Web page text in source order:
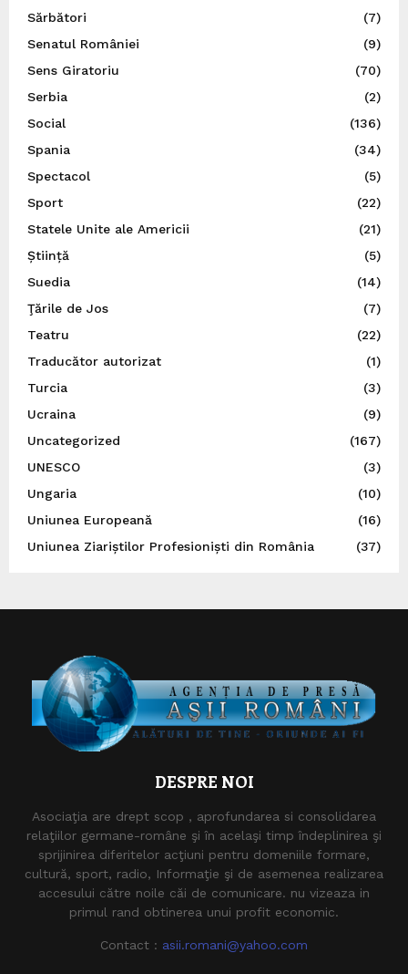
Sărbători
(7)
Senatul României
(9)
Sens Giratoriu
(70)
Serbia
(2)
Social
(136)
Spania
(34)
Spectacol
(5)
Sport
(22)
Statele Unite ale Americii
(21)
Știință
(5)
Suedia
(14)
Ţările de Jos
(7)
Teatru
(22)
Traducător autorizat
(1)
Turcia
(3)
Ucraina
(9)
Uncategorized
(167)
UNESCO
(3)
Ungaria
(10)
Uniunea Europeană
(16)
Uniunea Ziariștilor Profesioniști din România
(37)
DESPRE NOI
Asociaţia are drept scop , aprofundarea si consolidarea
relaţiilor germane-române şi în acelaşi timp îndeplinirea şi
sprijinirea diferitelor acţiuni pentru domeniile formare,
cultură, sport, radio, Informaţie şi de asemenea realizarea
accesului către noile căi de comunicare. nu vizeaza in
primul rand obtinerea unui profit economic.
Contact : asii.romani@yahoo.com